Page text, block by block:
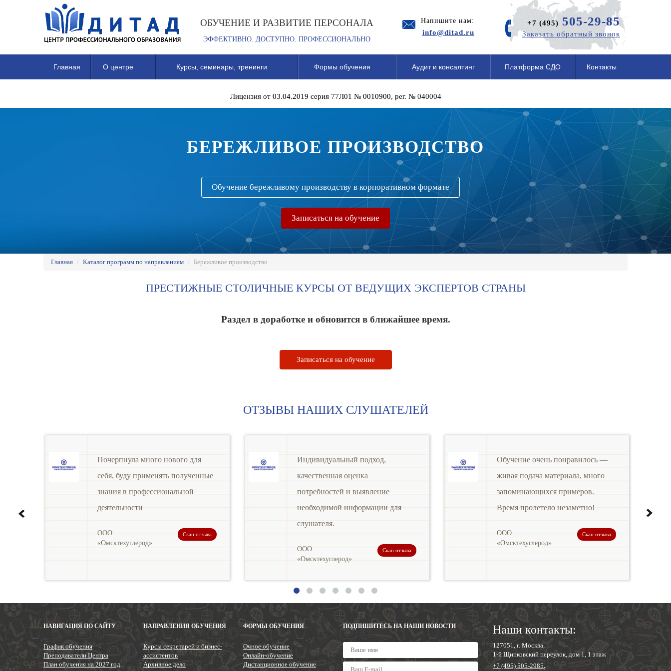
ОБУЧЕНИЕ И РАЗВИТИЕ ПЕРСОНАЛА
ЭФФЕКТИВНО. ДОСТУПНО. ПРОФЕССИОНАЛЬНО
Напишите нам:
info@ditad.ru
+7 (495) 505-29-85
Заказать обратный звонок
Главная О центре Курсы, семинары, тренинги Формы обучения Аудит и консалтинг Платформа СДО Контакты
Лицензия от 03.04.2019 серия 77Л01 № 0010900, рег. № 040004
БЕРЕЖЛИВОЕ ПРОИЗВОДСТВО
Обучение бережливому производству в корпоративном формате
Записаться на обучение
Главная / Каталог программ по направлениям / Бережливое производство
ПРЕСТИЖНЫЕ СТОЛИЧНЫЕ КУРСЫ ОТ ВЕДУЩИХ ЭКСПЕРТОВ СТРАНЫ
Раздел в доработке и обновится в ближайшее время.
Записаться на обучение
ОТЗЫВЫ НАШИХ СЛУШАТЕЛЕЙ
Почерпнула много нового для
себя, буду применять полученные
знания в профессиональной
деятельности
ООО
«Омсктехуглерод»
Скан отзыва
Индивидуальный подход,
качественная оценка
потребностей и выявление
необходимой информации для
слушателя.
ООО
«Омсктехуглерод»
Скан отзыва
Обучение очень понравилось —
живая подача материала, много
запоминающихся примеров.
Время пролетело незаметно!
ООО
«Омсктехуглерод»
Скан отзыва
НАВИГАЦИЯ ПО САЙТУ
График обучения
Преподаватели Центра
План обучения на 2027 год
НАПРАВЛЕНИЯ ОБУЧЕНИЯ
Курсы секретарей и бизнес-
ассистентов
Архивное дело
ФОРМЫ ОБУЧЕНИЯ
Очное обучение
Онлайн-обучение
Дистанционное обучение
ПОДПИШИТЕСЬ НА НАШИ НОВОСТИ Наши контакты:
127051, г. Москва,
1-й Щипковский переулок, дом 1, 1 этаж
+7 (495) 505-2985,